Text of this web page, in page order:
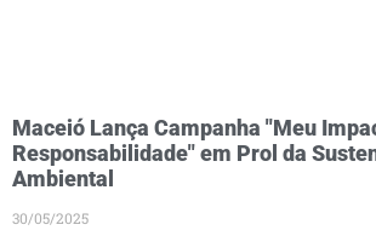
Maceió Lança Campanha "Meu
Responsabilidade" em Prol da
Ambiental
30/05/2025